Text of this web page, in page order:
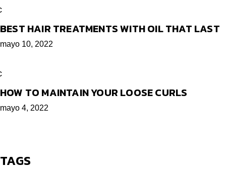
BEST HAIR TREATMENTS WITH OIL THAT LAST
mayo 10, 2022
HOW TO MAINTAIN YOUR LOOSE CURLS
mayo 4, 2022
TAGS